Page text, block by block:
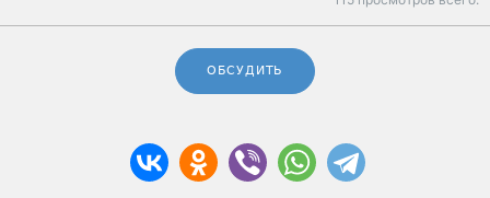
ОБСУДИТЬ